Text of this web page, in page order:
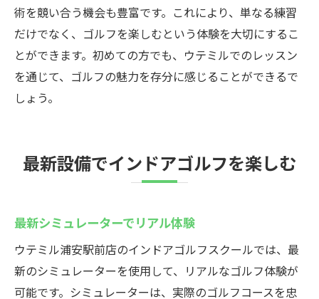
術を競い合う機会も豊富です。これにより、単なる練習
だけでなく、ゴルフを楽しむという体験を大切にするこ
とができます。初めての方でも、ウテミルでのレッスン
を通じて、ゴルフの魅力を存分に感じることができるで
しょう。
最新設備でインドアゴルフを楽しむ
最新シミュレーターでリアル体験
ウテミル浦安駅前店のインドアゴルフスクールでは、最
新のシミュレーターを使用して、リアルなゴルフ体験が
可能です。シミュレーターは、実際のゴルフコースを忠